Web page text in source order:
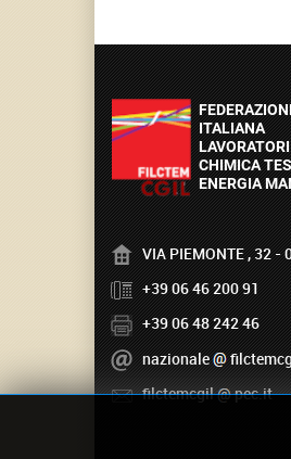
VIA PIEMONTE , 32 -
+39 06 46 200 91
+39 06 48 242 46
nazionale
filctemcgil
pec.it